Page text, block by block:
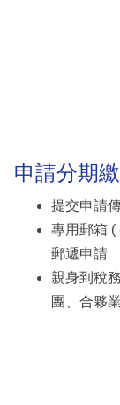
申請分期
提交申請
專用郵箱 (
郵遞申請
親身到稅
團、合夥